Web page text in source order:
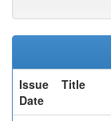
Issue
Date
Title